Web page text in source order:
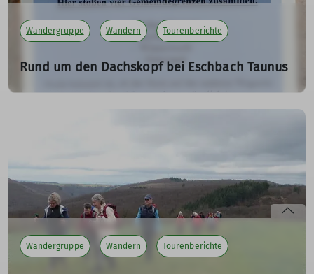
Wandergruppe Wandern Tourenberichte
Rund um den Dachskopf bei Eschbach Taunus
18.02.2024
Wanderstrecke: Eschbach - Reichensteiner Bach –
Wandergruppe Wandern Tourenberichte